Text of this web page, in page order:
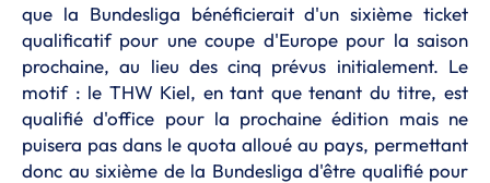
que la Bundesliga bénéficierait d'un sixième ticket
qualificatif pour une coupe d'Europe pour la saison
prochaine, au lieu des cinq prévus initialement. Le
motif : le THW Kiel, en tant que tenant du titre, est
qualifié d'office pour la prochaine édition mais ne
puisera pas dans le quota alloué au pays, permettant
donc au sixième de la Bundesliga d'être qualifié pour